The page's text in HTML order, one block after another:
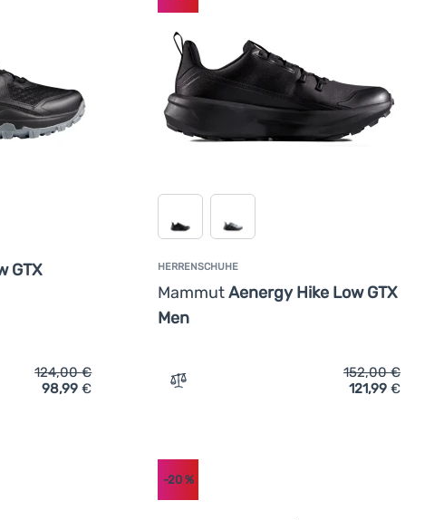
GTX
Trekkingschuhe Mammut Girun II Low GTX Women' hinzufügen
124,00€
98,99€
HERRENSCHUHE
MammutAenergy Hike Low GTX
Men
Zum Vergleich 'Herrenschuhe Mammut
152,00€
121,99 €
-20%